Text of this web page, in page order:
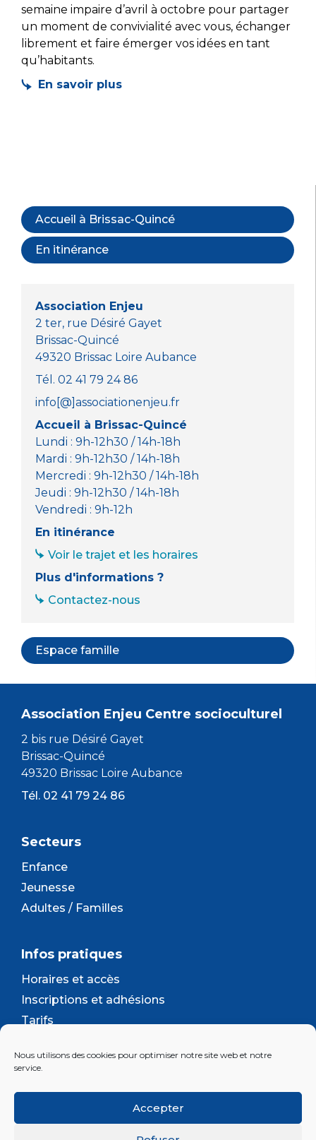
Nous utilisons des cookies pour optimiser notre site web et notre
service.
Accepter
semaine impaire d’avril à octobre pour partager
un moment de convivialité avec vous, échanger
librement et faire émerger vos idées en tant
qu’habitants.
En savoir plus
Accueil à Brissac-Quincé
En itinérance
Association Enjeu
2 ter, rue Désiré Gayet
Brissac-Quincé
49320 Brissac Loire Aubance
Tél. 02 41 79 24 86
info[@]associationenjeu.fr
Accueil à Brissac-Quincé
Lundi : 9h-12h30 / 14h-18h
Mardi : 9h-12h30 / 14h-18h
Mercredi : 9h-12h30 / 14h-18h
Jeudi : 9h-12h30 / 14h-18h
Vendredi : 9h-12h
En itinérance
Voir le trajet et les horaires
Plus d'informations ?
Contactez-nous
Espace famille
Association Enjeu Centre socioculturel
2 bis rue Désiré Gayet
Brissac-Quincé
49320 Brissac Loire Aubance
Tél. 02 41 79 24 86
Secteurs
Enfance
Jeunesse
Adultes / Familles
Infos pratiques
Horaires et accès
Inscriptions et adhésions
Tarifs
Contact
Lettre d’information
Inscrivez-vous à la newsletter d'Enjeu